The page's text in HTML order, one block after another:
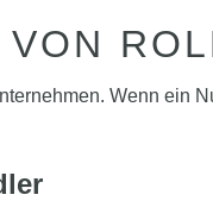
Wenn ein